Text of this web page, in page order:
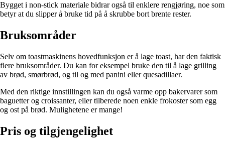
Bygget i non-stick materiale bidrar også til enklere rengjøring, noe som
betyr at du slipper å bruke tid på å skrubbe bort brente rester.
Bruksområder
Selv om toastmaskinens hovedfunksjon er å lage toast, har den faktisk
flere bruksområder. Du kan for eksempel bruke den til å lage grilling
av brød, smørbrød, og til og med panini eller quesadillaer.
Med den riktige innstillingen kan du også varme opp bakervarer som
baguetter og croissanter, eller tilberede noen enkle frokoster som egg
og ost på brød. Mulighetene er mange!
Pris og tilgjengelighet